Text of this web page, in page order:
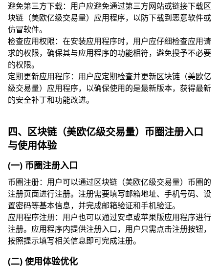
避免第三方下载：用户应避免通过第三方网站或链接下载区
块链（美欧亿级交易量）应用程序，以防下载到恶意软件或
仿冒软件。
检查应用权限：在安装应用程序时，用户应仔细检查应用请
求的权限，确保其与应用程序的功能相符，避免授予不必要
的权限。
定期更新应用程序：用户应定期检查并更新区块链（美欧亿
级交易量）应用程序，以确保使用的是最新版本，获得最新
的安全补丁和功能改进。
四、区块链（美欧亿级交易量）币圈注册入口
与使用体验
(一) 币圈注册入口
币圈注册：用户可以通过区块链（美欧亿级交易量）币圈的
注册页面进行注册。注册需要填写邮箱地址、手机号码、设
置密码等基本信息，并完成邮箱验证和手机验证。
应用程序注册：用户也可以通过安卓或苹果版应用程序进行
注册。应用程序内提供注册入口，用户只需点击注册按钮，
按照提示填写相关信息即可完成注册。
(二) 使用体验优化